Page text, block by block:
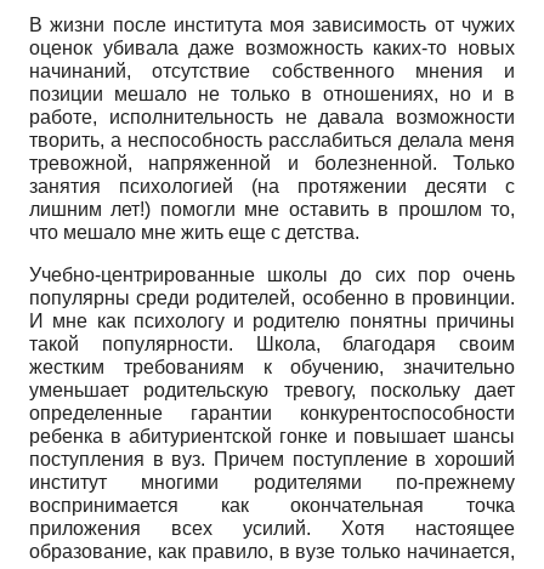
В жизни после института моя зависимость от чужих
оценок убивала даже возможность каких-то новых
начинаний, отсутствие собственного мнения и
позиции мешало не только в отношениях, но и в
работе, исполнительность не давала возможности
творить, а неспособность расслабиться делала меня
тревожной, напряженной и болезненной. Только
занятия психологией (на протяжении десяти с
лишним лет!) помогли мне оставить в прошлом то,
что мешало мне жить еще с детства.
Учебно-центрированные школы до сих пор очень
популярны среди родителей, особенно в провинции.
И мне как психологу и родителю понятны причины
такой популярности. Школа, благодаря своим
жестким требованиям к обучению, значительно
уменьшает родительскую тревогу, поскольку дает
определенные гарантии конкурентоспособности
ребенка в абитуриентской гонке и повышает шансы
поступления в вуз. Причем поступление в хороший
институт многими родителями по-прежнему
воспринимается как окончательная точка
приложения всех усилий. Хотя настоящее
образование, как правило, в вузе только начинается,